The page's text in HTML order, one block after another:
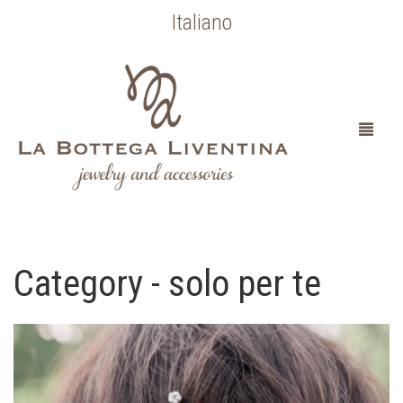
Italiano
HOME
COLLEZIONE BOTTICELLI
OCCASIONI SPECIALI
Category - solo per te